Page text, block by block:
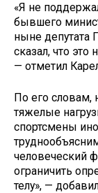
«Я не
бывшего
ныне
сказал, что это
— отметил
По его словам,
тяжелые
спортсмены
человеческий
ограничить
телу», —